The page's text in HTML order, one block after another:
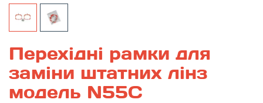
Перехідні рамки для
заміни штатних лінз
модель N55C